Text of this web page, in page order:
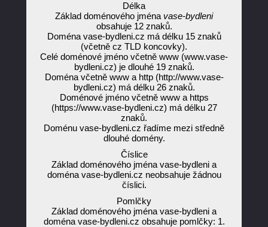
Délka
Základ doménového jména vase-bydleni
obsahuje 12 znaků.
Doména vase-bydleni.cz má délku 15 znaků
(včetně cz TLD koncovky).
Celé doménové jméno včetně www (www.vase-
bydleni.cz) je dlouhé 19 znaků.
Doména včetně www a http (http://www.vase-
bydleni.cz) má délku 26 znaků.
Doménové jméno včetně www a https
(https://www.vase-bydleni.cz) má délku 27
znaků.
Doménu vase-bydleni.cz řadíme mezi středně
dlouhé domény.
Číslice
Základ doménového jména vase-bydleni a
doména vase-bydleni.cz neobsahuje žádnou
číslici.
Pomlčky
Základ doménového jména vase-bydleni a
doména vase-bydleni.cz obsahuje pomlčky: 1.